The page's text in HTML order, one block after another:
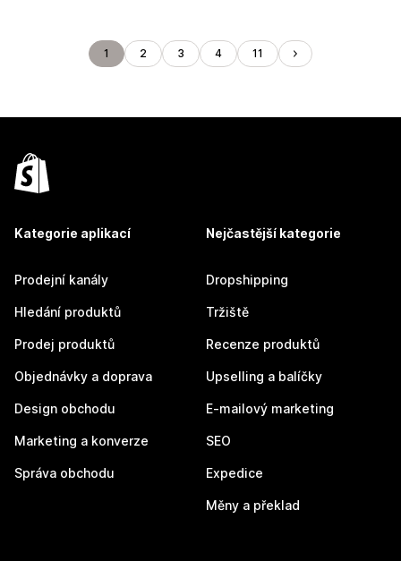
1 2 3 4 11
Kategorie aplikací
Prodejní kanály
Hledání produktů
Prodej produktů
Objednávky a doprava
Design obchodu
Marketing a konverze
Správa obchodu
Nejčastější kategorie
Dropshipping
Tržiště
Recenze produktů
Upselling a balíčky
E-mailový marketing
SEO
Expedice
Měny a překlad